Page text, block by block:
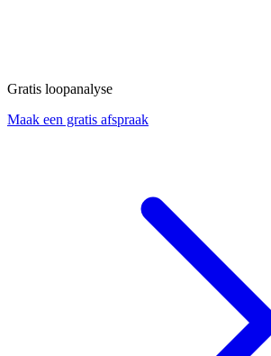
Gratis loopanalyse
Maak een gratis afspraak